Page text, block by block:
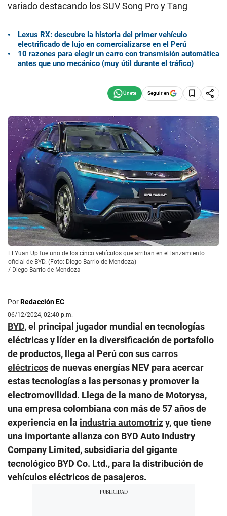
variado destacando los SUV Song Pro y Tang
Lexus RX: descubre la historia del primer vehículo
electrificado de lujo en comercializarse en el Perú
10 razones para elegir un carro con transmisión automática
antes que uno mecánico (muy útil durante el tráfico)
Seguir en
El Yuan Up fue uno de los cinco vehículos que arriban en el lanzamiento
oficial de BYD. (Foto: Diego Barrio de Mendoza)
/ Diego Barrio de Mendoza
PorRedacción EC
06/12/2024, 02:40 p.m.
BYD, el principal jugador mundial en tecnologías
eléctricas y líder en la diversificación de portafolio
de productos, llega al Perú con suscarros
eléctricosde nuevas energías NEV para acercar
estas tecnologías a las personas y promover la
electromovilidad. Llega de la mano de Motorysa,
una empresa colombiana con más de 57 años de
experiencia en la industria automotrizy, que tiene
una importante alianza con BYD Auto Industry
Company Limited, subsidiaria del gigante
tecnológico BYD Co. Ltd., para la distribución de
vehículos eléctricos de pasajeros.